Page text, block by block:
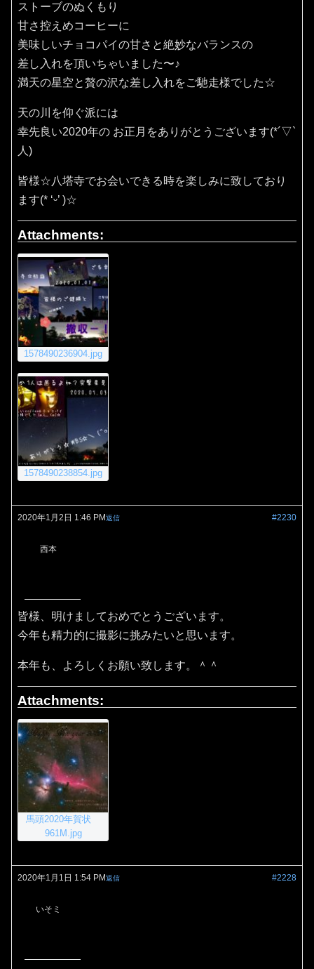
ストーブのぬくもり
甘さ控えめコーヒーに
美味しいチョコパイの甘さと絶妙なバランスの
差し入れを頂いちゃいました〜♪
満天の星空と贅の沢な差し入れをご馳走様でした☆
天の川を仰ぐ派には
幸先良い2020年の お正月をありがとうございます(*´▽`
人)
皆様☆八塔寺でお会いできる時を楽しみに致しており
ます(* ‘ᵕ’ )☆
Attachments:
1578490236904.jpg
1578490238854.jpg
2020年1月2日 1:46 PM #2230
返信
西本
皆様、明けましておめでとうございます。
今年も精力的に撮影に挑みたいと思います。
本年も、よろしくお願い致します。＾＾
Attachments:
馬頭2020年賀状
961M.jpg
2020年1月1日 1:54 PM #2228
返信
いそミ